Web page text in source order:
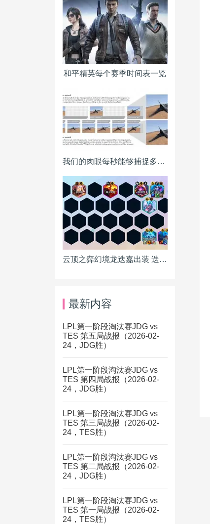
和平精英每个赛季时间表一览
我们的肉眼每秒能够捕捉多少画面？
云顶之弈幻境龙迭嘉出装 迭嘉主C阵容搭配推荐
最新内容
LPL第一阶段淘汰赛JDG vs
TES 第五局战报（2026-02-
24，JDG胜）
LPL第一阶段淘汰赛JDG vs
TES 第四局战报（2026-02-
24，JDG胜）
LPL第一阶段淘汰赛JDG vs
TES 第三局战报（2026-02-
24，TES胜）
LPL第一阶段淘汰赛JDG vs
TES 第二局战报（2026-02-
24，JDG胜）
LPL第一阶段淘汰赛JDG vs
TES 第一局战报（2026-02-
24，TES胜）